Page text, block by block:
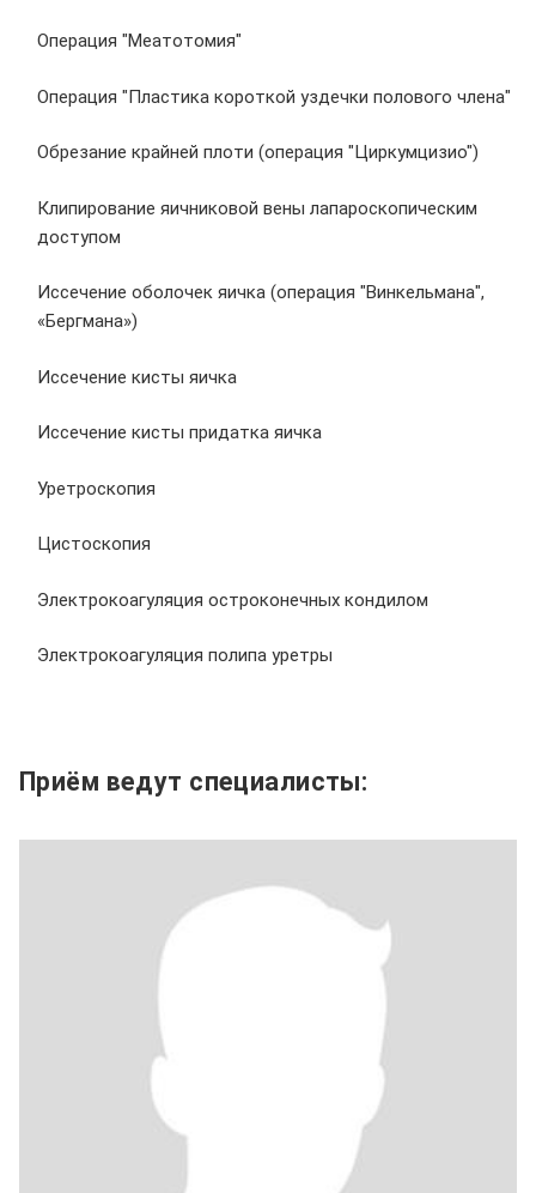
Операция "Меатотомия"
Операция "Пластика короткой уздечки полового члена"
Обрезание крайней плоти (операция "Циркумцизио")
Клипирование яичниковой вены лапароскопическим
доступом
Иссечение оболочек яичка (операция "Винкельмана",
«Бергмана»)
Иссечение кисты яичка
Иссечение кисты придатка яичка
Уретроскопия
Цистоскопия
Электрокоагуляция остроконечных кондилом
Электрокоагуляция полипа уретры
Приём ведут специалисты: